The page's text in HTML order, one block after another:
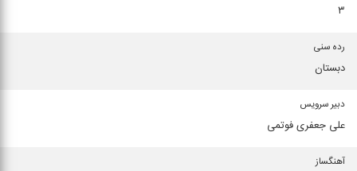
۳
رده سنی
دبستان
دبیر سرویس
علی جعفری فوتمی
آهنگساز